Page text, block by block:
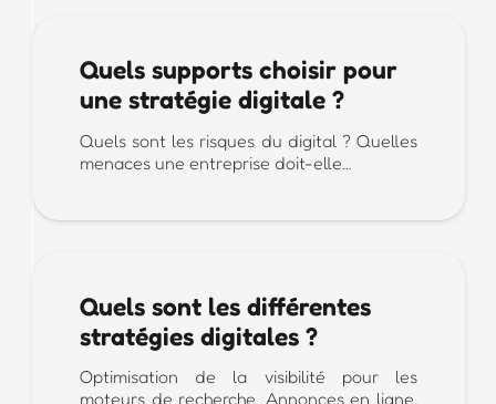
Quels supports choisir pour
une stratégie digitale ?
Quels sont les risques du digital ? Quelles
menaces une entreprise doit-elle…
Quels sont les différentes
stratégies digitales ?
Optimisation de la visibilité pour les
moteurs de recherche. Annonces en ligne.